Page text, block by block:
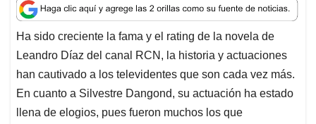
a
t
s
A
p
p
c
e
b
o
o
k
n
k
e
d
I
n
a
i
l
r
e
a
d
s
Ha sido creciente la fama y el rating de la novela de
Leandro Díaz del canal RCN, la historia y actuaciones
han cautivado a los televidentes que son cada vez más.
En cuanto a Silvestre Dangond, su actuación ha estado
llena de elogios, pues fueron muchos los que